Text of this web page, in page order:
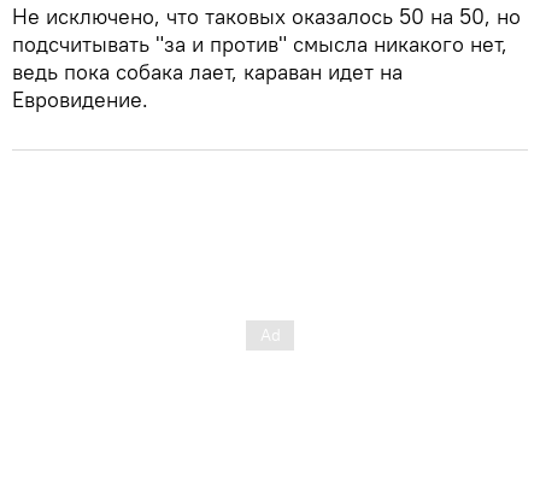
Не исключено, что таковых оказалось 50 на 50, но
подсчитывать "за и против" смысла никакого нет,
ведь пока собака лает, караван идет на
Евровидение.